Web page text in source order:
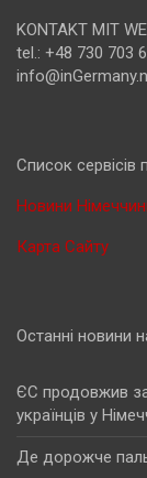
KONTAKT MIT
tel.: +48 730 703
Cписок сервісів
Новини
Карта Сайту
Останні новини
ЄС продовжив
українців у
Де дорожче